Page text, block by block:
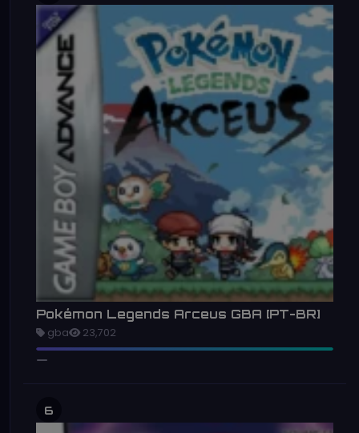
Pokémon Legends Arceus GBA [PT-BR]
gba 23,702
6